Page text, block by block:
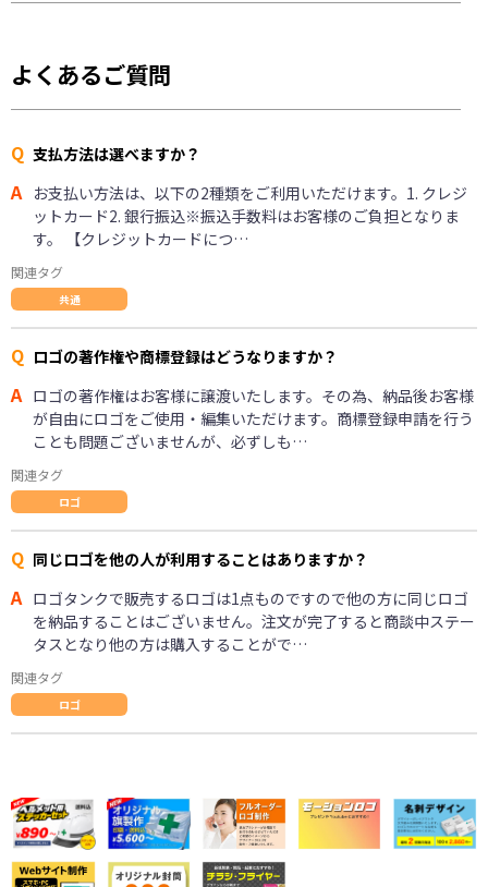
よくあるご質問
Q 支払方法は選べますか？
A お支払い方法は、以下の2種類をご利用いただけます。1. クレジ
ットカード2. 銀行振込※振込手数料はお客様のご負担となりま
す。 【クレジットカードにつ…
関連タグ
共通
Q ロゴの著作権や商標登録はどうなりますか？
A ロゴの著作権はお客様に譲渡いたします。その為、納品後お客様
が自由にロゴをご使用・編集いただけます。商標登録申請を行う
ことも問題ございませんが、必ずしも…
関連タグ
ロゴ
Q 同じロゴを他の人が利用することはありますか？
A ロゴタンクで販売するロゴは1点ものですので他の方に同じロゴ
を納品することはございません。注文が完了すると商談中ステー
タスとなり他の方は購入することがで…
関連タグ
ロゴ